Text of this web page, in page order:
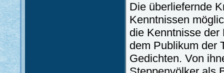
Die überliefernde
Kenntnissen
die Kenntnisse der
dem Publikum der
Gedichten. Von